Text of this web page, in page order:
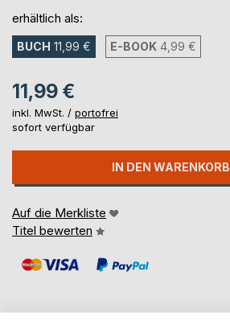
erhältlich als:
BUCH 11,99 € E-BOOK 4,99 €
11,99 €
inkl. MwSt. / portofrei
sofort verfügbar
IN DEN WARENKORB
Auf die Merkliste
Titel bewerten